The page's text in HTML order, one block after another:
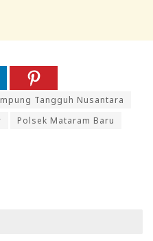
Tangguh Nusantara
Polsek Mataram Baru